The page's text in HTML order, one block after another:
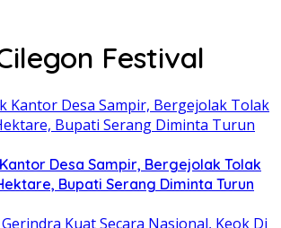
Festival
Desa Sampir, Bergejolak Tolak
Bupati Serang Diminta Turun